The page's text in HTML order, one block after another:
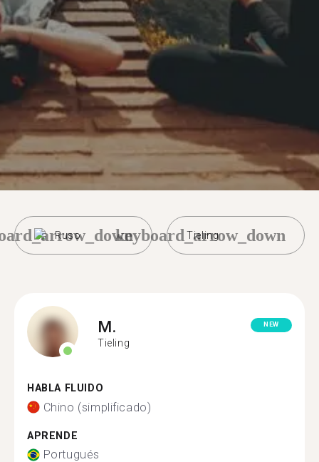
Ruso Tieling
keyboard_arrow_down
M.
Tieling
NEW
HABLA FLUIDO
Chino (simplificado)
APRENDE
Portugués